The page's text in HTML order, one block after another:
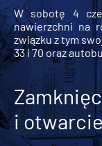
W sobotę 4
nawierzchni na
związku z tym
33 i 70 oraz
i